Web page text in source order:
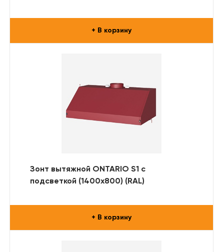
+ В корзину
Зонт вытяжной ONTARIO S1 с
подсветкой (1400x800) (RAL)
+ В корзину